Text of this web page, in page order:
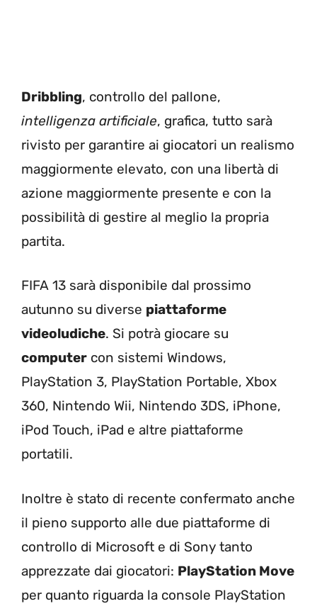
Dribbling, controllo del pallone,
intelligenza artificiale, grafica, tutto sarà
rivisto per garantire ai giocatori un realismo
maggiormente elevato, con una libertà di
azione maggiormente presente e con la
possibilità di gestire al meglio la propria
partita.
FIFA 13 sarà disponibile dal prossimo
autunno su diverse piattaforme
videoludiche. Si potrà giocare su
computer con sistemi Windows,
PlayStation 3, PlayStation Portable, Xbox
360, Nintendo Wii, Nintendo 3DS, iPhone,
iPod Touch, iPad e altre piattaforme
portatili.
Inoltre è stato di recente confermato anche
il pieno supporto alle due piattaforme di
controllo di Microsoft e di Sony tanto
apprezzate dai giocatori: PlayStation Move
per quanto riguarda la console PlayStation